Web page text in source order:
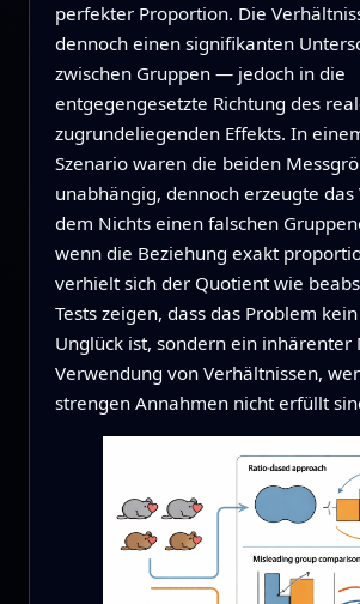
perfekter Proportion. Die
dennoch einen signifikanten
zwischen Gruppen — jedoch in die
entgegengesetzte Richtung des
zugrundeliegenden Effekts. In
Szenario waren die beiden
unabhängig, dennoch erzeugte das
dem Nichts einen falschen
wenn die Beziehung exakt
verhielt sich der Quotient wie
Tests zeigen, dass das Problem
Unglück ist, sondern ein inhärenter
Verwendung von Verhältnissen,
strengen Annahmen nicht erfüllt